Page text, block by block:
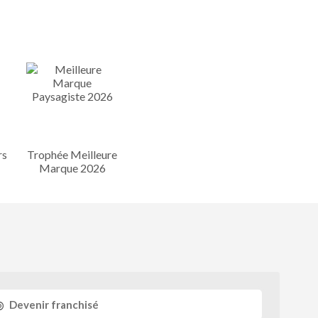
Trophée Meilleure
Marque 2026
Devenir franchisé